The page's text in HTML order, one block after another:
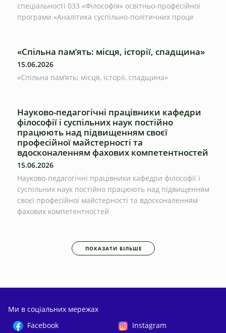
спеціальності 033 «Філософія» освітньо-професійної
програми «Аналітика суспільно-політичних проце
«Спільна пам’ять: місця, історії, спадщина»
15.06.2026
«Спільна пам’ять: місця, історії, спадщина»
Науково-педагогічні працівники кафедри
філософії і суспільних наук постійно
працюють над підвищенням своєї
професійної майстерності та
вдосконаленням фахових компетентностей
15.06.2026
Науково-педагогічні працівники кафедри філософії і
суспільних наук постійно працюють над підвищенням
своєї професійної майстерності та вдосконаленням
фахових компетентностей
ПОКАЗАТИ БІЛЬШЕ
Ми в соціальних мережах
Facebook
Instagram